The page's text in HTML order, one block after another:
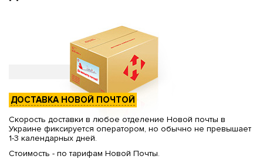
ДОСТАВКА НОВОЙ ПОЧТОЙ
Скорость доставки в любое отделение Новой почты в
Украине фиксируется оператором, но обычно не превышает
1-3 календарных дней.
Стоимость - по тарифам Новой Почты.